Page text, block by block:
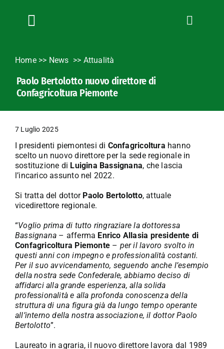
Toggle
News
L’Agricoltore cuneese
Fotogallery
Lavora con noi
Contatti
Home>> News Attualità
Paolo Bertolotto nuovo direttore di
Confagricoltura Piemonte
7 Luglio 2025
I presidenti piemontesi di Confagricoltura hanno
scelto un nuovo direttore per la sede regionale in
sostituzione di Luigina Bassignana, che lascia
l’incarico assunto nel 2022.
Si tratta del dottor Paolo Bertolotto, attuale
vicedirettore regionale.
“Voglio prima di tutto ringraziare la dottoressa
Bassignana – afferma Enrico Allasia presidente di
Confagricoltura Piemonte – per il lavoro svolto in
questi anni con impegno e professionalità costanti.
Per il suo avvicendamento, seguendo anche l’esempio
della nostra sede Confederale, abbiamo deciso di
affidarci alla grande esperienza, alla solida
professionalità e alla profonda conoscenza della
struttura di una figura già da lungo tempo operante
all’interno della nostra associazione, il dottor Paolo
Bertolotto”.
Laureato in agraria, il nuovo direttore lavora dal 1989